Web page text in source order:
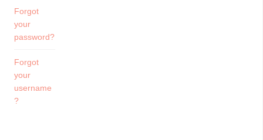
Forgot
your
password?
Forgot
your
username
?